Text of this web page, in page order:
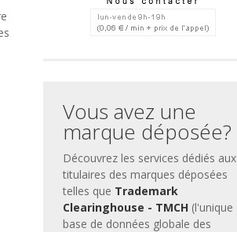
Vous avez une
marque déposée?
Découvrez les services dédiés aux
titulaires des marques déposées
telles que Trademark
Clearinghouse - TMCH (l'unique
base de données globale des